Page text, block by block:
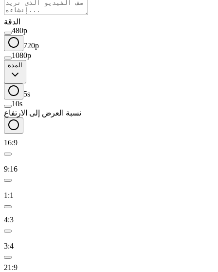
الدقة
480p
720p
1080p
المدة
5s
10s
نسبة العرض إلى الارتفاع
16:9
9:16
1:1
4:3
3:4
21:9